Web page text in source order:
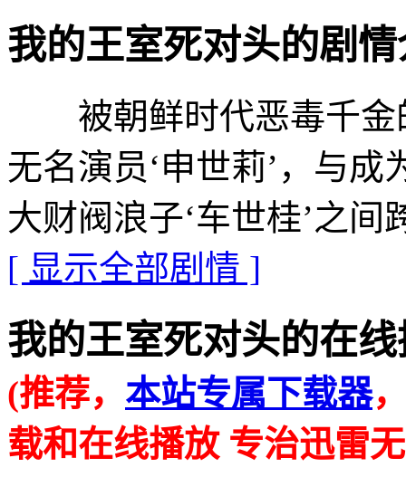
我的王室死对头的剧情
被朝鲜时代恶毒千金
无名演员‘申世莉’，与成
大财阀浪子‘车世桂’之
[ 显示全部剧情 ]
我的王室死对头的在线
(推荐， 本站专属下载器
载和在线播放 专治迅雷